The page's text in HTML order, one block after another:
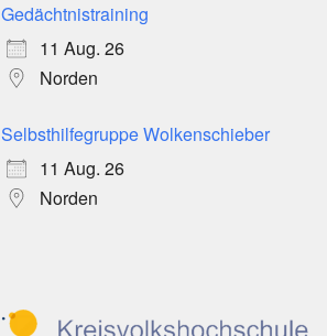
Gedächtnistraining
11 Aug. 26
Norden
Selbsthilfegruppe Wolkenschieber
11 Aug. 26
Norden